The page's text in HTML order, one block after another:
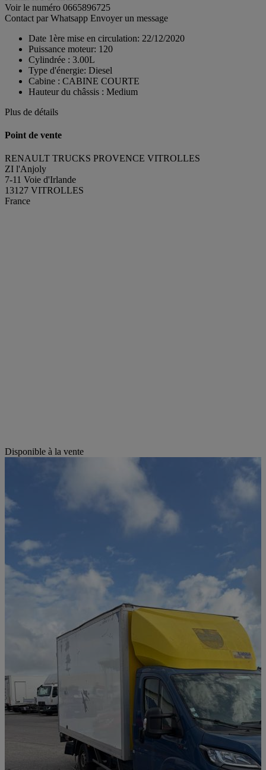
Voir le numéro 0665896725
Contact par Whatsapp Envoyer un message
Date 1ère mise en circulation: 22/12/2020
Puissance moteur: 120
Cylindrée : 3.00L
Type d'énergie: Diesel
Cabine : CABINE COURTE
Hauteur du châssis : Medium
Plus de détails
Point de vente
RENAULT TRUCKS PROVENCE VITROLLES
ZI l'Anjoly
7-11 Voie d'Irlande
13127 VITROLLES
France
Disponible à la vente